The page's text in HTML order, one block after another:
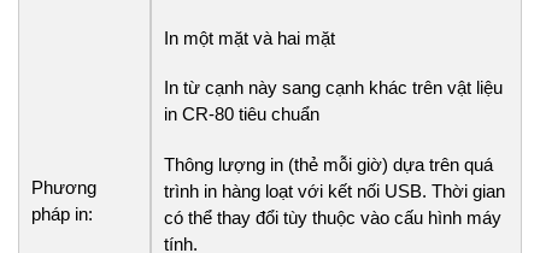
Phương
pháp in:
In một mặt và hai mặt
In từ cạnh này sang cạnh khác trên vật liệu
in CR-80 tiêu chuẩn
Thông lượng in (thẻ mỗi giờ) dựa trên quá
trình in hàng loạt với kết nối USB. Thời gian
có thể thay đổi tùy thuộc vào cấu hình máy
tính.